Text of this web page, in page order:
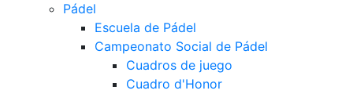
Pádel
Escuela de Pádel
Campeonato Social de Pádel
Cuadros de juego
Cuadro d'Honor